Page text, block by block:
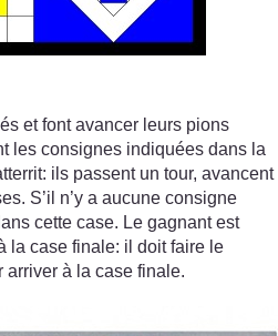
et font avancer leurs pions
les consignes indiquées dans la
ils passent un tour, avancent
S’il n’y a aucune consigne
cette case. Le gagnant est
la case finale: il doit faire le
arriver à la case finale.